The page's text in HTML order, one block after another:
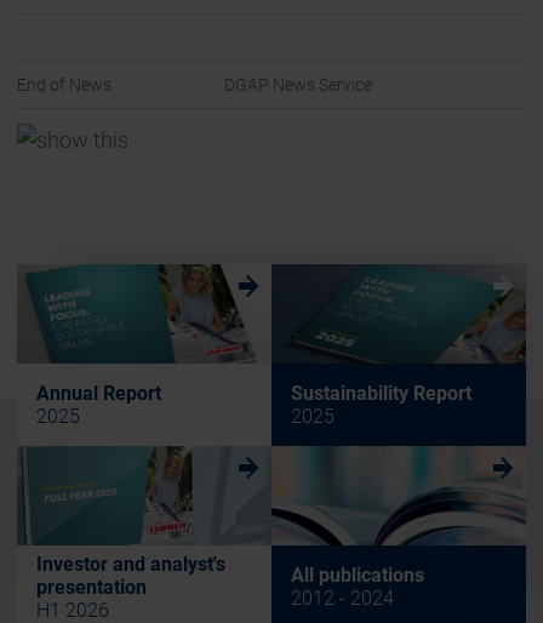
End of News DGAP News Service
Annual Report
2025
w
Sustainability Report
2025
w
Investor and analyst's
presentation
H1 2026
w
All publications
2012 - 2024
w